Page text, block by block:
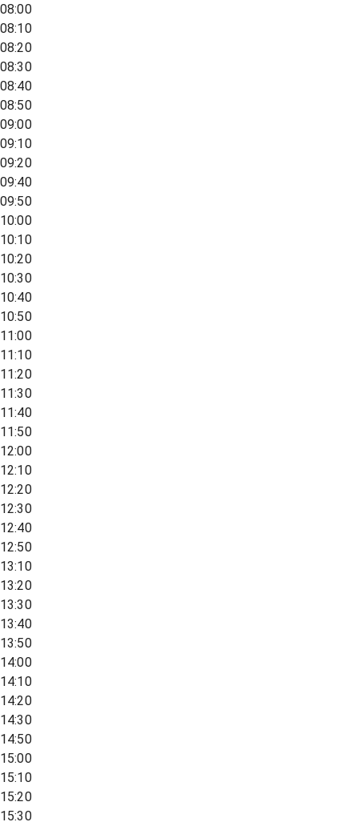
08:00
08:10
08:20
08:30
08:40
08:50
09:00
09:10
09:20
09:40
09:50
10:00
10:10
10:20
10:30
10:40
10:50
11:00
11:10
11:20
11:30
11:40
11:50
12:00
12:10
12:20
12:30
12:40
12:50
13:10
13:20
13:30
13:40
13:50
14:00
14:10
14:20
14:30
14:50
15:00
15:10
15:20
15:30